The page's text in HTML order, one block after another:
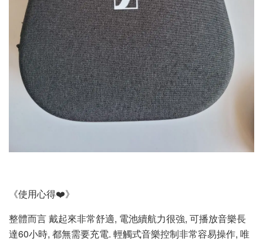
《使用心得❤️》
整體而言 戴起來非常舒適, 電池續航力很強, 可播放音樂長
達60小時, 都無需要充電. 輕觸式音樂控制非常容易操作, 唯